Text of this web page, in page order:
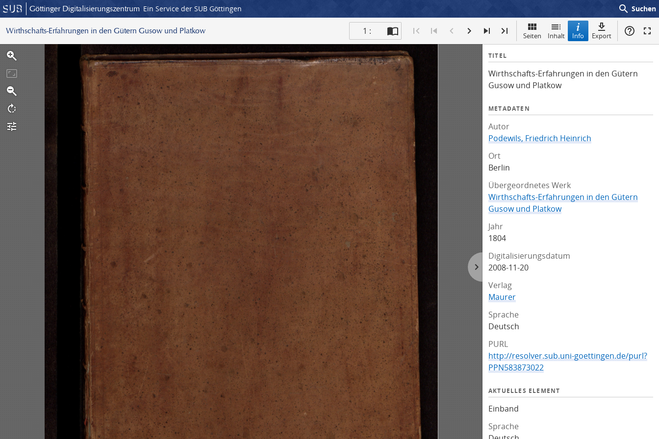
Göttinger Digitalisierungszentrum Ein Service der SUB Göttingen search Suchen
Wirthschafts-Erfahrungen in den Gütern Gusow und Platkow 1 : Seiten Inhalt Info Export
I
f
o
TITEL
Wirthschafts-Erfahrungen in den Gütern
Gusow und Platkow
METADATEN
Autor
Podewils, Friedrich Heinrich
Ort
Berlin
Übergeordnetes Werk
Wirthschafts-Erfahrungen in den Gütern
Gusow und Platkow
Jahr
1804
Digitalisierungsdatum
2008-11-20
Verlag
Maurer
Sprache
Deutsch
PURL
http://resolver.sub.uni-goettingen.de/purl?
PPN583873022
AKTUELLES ELEMENT
Einband
Sprache